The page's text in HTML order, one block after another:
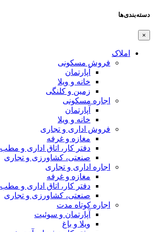
دسته‌بندی‌ها
×
املاک
فروش مسکونی
آپارتمان
خانه و ویلا
زمین و کلنگی
اجاره مسکونی
آپارتمان
خانه و ویلا
فروش اداری و تجاری
مغازه و غرفه
دفتر کار، اتاق اداری و مطب
صنعتی،‌ کشاورزی و تجاری
اجاره اداری و تجاری
مغازه و غرفه
دفتر کار، اتاق اداری و مطب
صنعتی،‌ کشاورزی و تجاری
اجاره کوتاه مدت
آپارتمان و سوئیت
ویلا و باغ